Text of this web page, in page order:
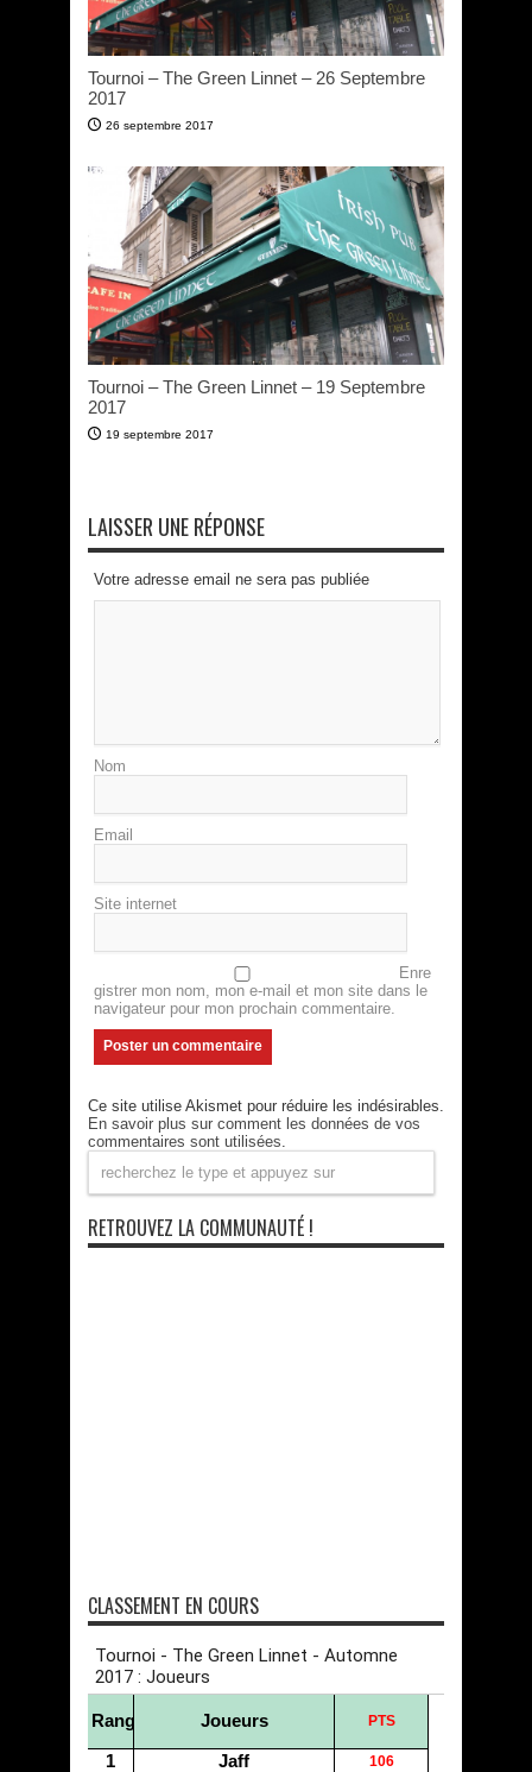
Tournoi – The Green Linnet – 26 Septembre
2017
26 septembre 2017
Tournoi – The Green Linnet – 19 Septembre
2017
19 septembre 2017
LAISSER UNE RÉPONSE
Votre adresse email ne sera pas publiée
Nom
Email
Site internet
Enre
gistrer mon nom, mon e-mail et mon site dans le
navigateur pour mon prochain commentaire.
Ce site utilise Akismet pour réduire les indésirables.
En savoir plus sur comment les données de vos
commentaires sont utilisées
RETROUVEZ LA COMMUNAUTÉ !
CLASSEMENT EN COURS